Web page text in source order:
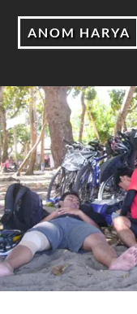
ANOM HARYA